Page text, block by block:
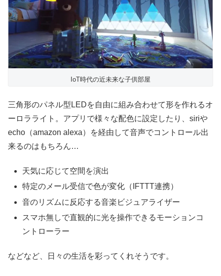
IoT時代の近未来な子供部屋
三角形のパネル型LEDを自由に組み合わせて形を作れるオ
ーロラライト。アプリで様々な配色に設定したり、siriや
echo（amazon alexa）を経由して音声でコントロール出
来るのはもちろん…
天気に応じて空間を演出
特定のメール受信で色が変化（IFTTT連携）
音のリズムに反応する音楽ビジュアライザー
スマホ無しで直観的に光を操作できるモーションコ
ントローラー
などなど、日々の生活を彩ってくれそうです。